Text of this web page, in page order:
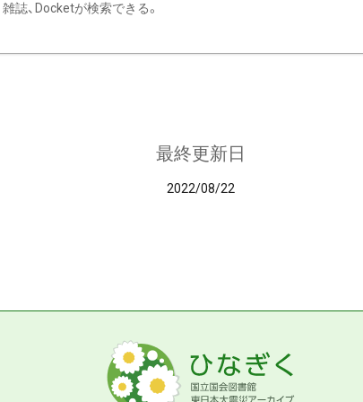
雑誌、Docketが検索できる。
最終更新日
2022/08/22